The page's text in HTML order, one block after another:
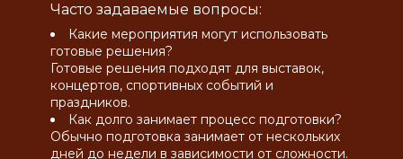
Часто задаваемые вопросы:
Какие мероприятия могут использовать
готовые решения?
Готовые решения подходят для выставок,
концертов, спортивных событий и
праздников.
Как долго занимает процесс подготовки?
Обычно подготовка занимает от нескольких
дней до недели в зависимости от сложности.